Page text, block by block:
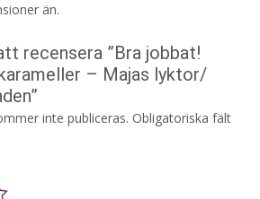
än.
recensera ”Bra jobbat!
– Majas lyktor/
inte publiceras. Obligatoriska fält